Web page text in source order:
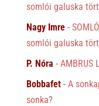
somlói galuska
Nagy Imre-
somlói galuska
P. Nóra - AMBRUS
Bobbafet- A
sonka?